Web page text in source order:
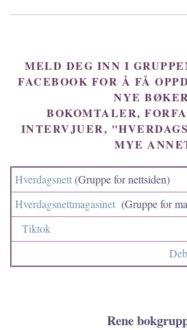
MELD DEG INN I
FACEBOOK FOR Å FÅ
NYE
BOKOMTALER,
INTERVJUER,
MYE
Hverdagsnett(Gruppe for nettsiden)
Hverdagsnettmagasinet (Gruppe for
Tiktok
Rene